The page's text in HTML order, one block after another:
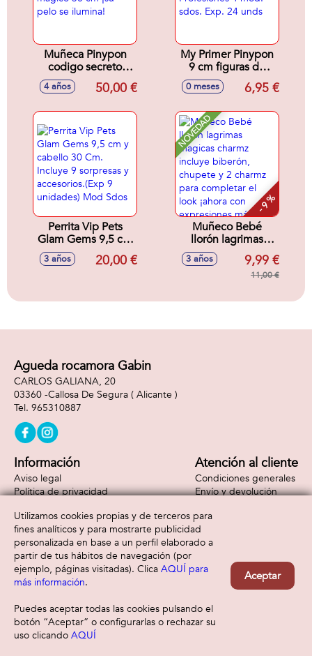
Muñeca Pinypon
codigo secreto
magico 30 cm ¡su
pelo se ilumina!
4 años 50,00 €
My Primer Pinypon
9 cm figuras de
Profesiones 4 mod.
sdos. Exp. 24 unds
0 meses 6,95 €
Perrita Vip Pets
Glam Gems 9,5 cm
y cabello 30 Cm.
Incluye 9 sorpresas
Sdos
3 años 20,00 €
NOVEDAD
- 9 %
Muñeco Bebé
llorón lagrimas
magicas charmz
incluye biberón,
chupete y 2 charmz
look ¡ahora con
realistas! (exp. 12) -
3 años 9,99 €
11,00 €
Agueda rocamora Gabin
CARLOS GALIANA, 20
03360 -Callosa De Segura ( Alicante )
965310887
Información
Aviso legal
Política de privacidad
Atención al cliente
Condiciones generales
Envío y devolución
Formas de pago
Utilizamos cookies propias y de terceros para
fines analíticos y para mostrarte publicidad
personalizada en base a un perfil elaborado a
partir de tus hábitos de navegación (por
ejemplo, páginas visitadas). Clica AQUÍ para
más información.
Puedes aceptar todas las cookies pulsando el
botón “Aceptar” o configurarlas o rechazar su
uso clicando AQUÍ
Aceptar